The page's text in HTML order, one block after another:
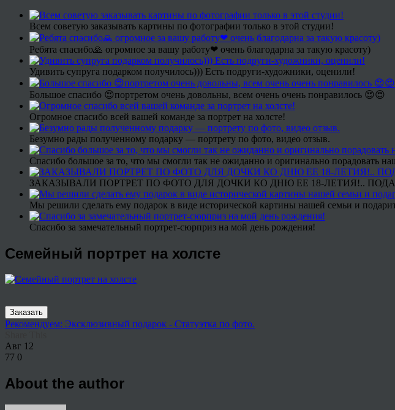
Всем советую заказывать картины по фотографии только в этой студии!
Ребята спасибо🙏 огромное за вашу работу❤ очень благодарна за такую красоту)
Удивить супруга подарком получилось))) Есть подруги-художники, оценили!
Большое спасибо 😍портретом очень довольны, всем очень очень понравилось 😍😍
Огромное спасибо всей вашей команде за портрет на холсте!
Безумно рады полученному подарку — портрету по фото, видео отзыв.
Спасибо большое за то, что мы смогли так не ожиданно и оригинально порадовать
ЗАКАЗЫВАЛИ ПОРТРЕТ ПО ФОТО ДЛЯ ДОЧКИ КО ДНЮ ЕЕ 18-ЛЕТИЯ!..
Мы решили сделать ему подарок в виде исторической картины нашей семьи и
Спасибо за замечательный портрет-сюрприз на мой день рождения!
Семейный портрет на холсте
Заказать
Рекомендуем: Эксклюзивный подарок - Статуэтка по фото.
Авг 12
77 0
About the author